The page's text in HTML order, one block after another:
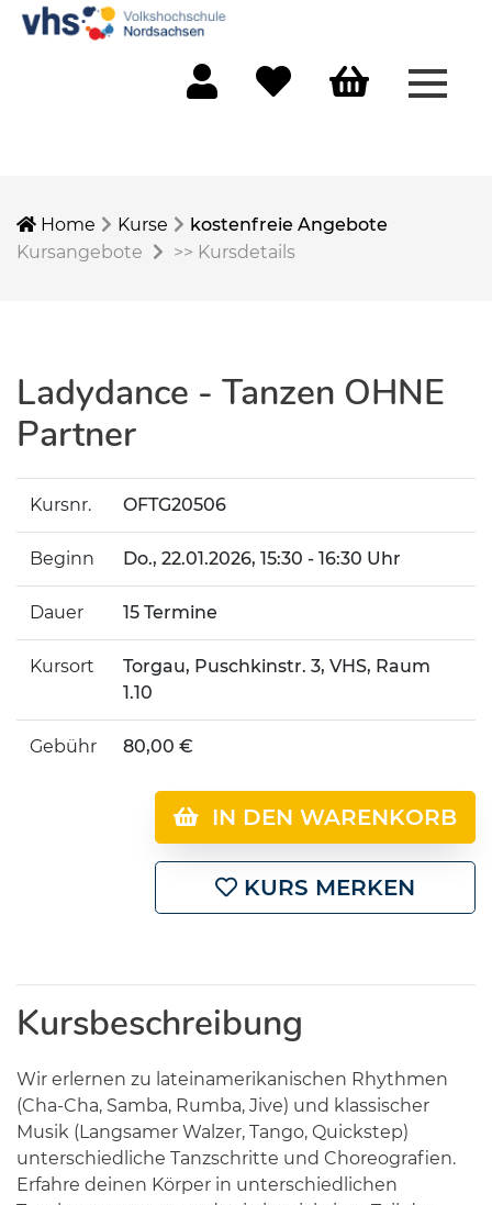
Home Kurse
kostenfreie Angebote
Kursangebote
>> Kursdetails
Ladydance - Tanzen OHNE
Partner
Kursnr. OFTG20506
Beginn Do., 22.01.2026, 15:30 - 16:30 Uhr
Dauer 15 Termine
Kursort
Torgau, Puschkinstr. 3, VHS, Raum
1.10
Gebühr 80,00 €
IN DEN WARENKORB
KURS MERKEN
Kursbeschreibung
Wir erlernen zu lateinamerikanischen Rhythmen
(Cha-Cha, Samba, Rumba, Jive) und klassischer
Musik (Langsamer Walzer, Tango, Quickstep)
unterschiedliche Tanzschritte und Choreografien.
Erfahre deinen Körper in unterschiedlichen